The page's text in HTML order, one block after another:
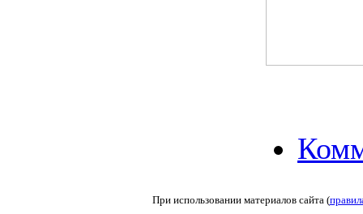
При использовании материалов сайта (